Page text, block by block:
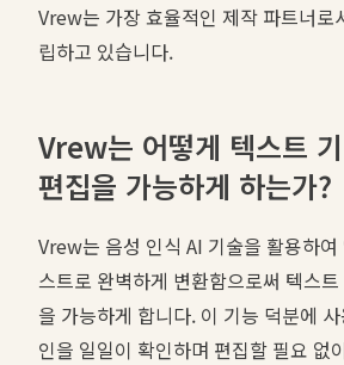
Vrew는 가장 효율적인 제작 파트너로
립하고 있습니다.
Vrew는 어떻게 텍스트
편집을 가능하게 하는가?
Vrew는 음성 인식 AI 기술을 활용하여
스트로 완벽하게 변환함으로써 텍스
을 가능하게 합니다. 이 기능 덕분에
인을 일일이 확인하며 편집할 필요 없